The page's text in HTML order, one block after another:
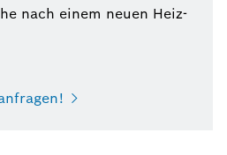
nach einem neuen Heiz-